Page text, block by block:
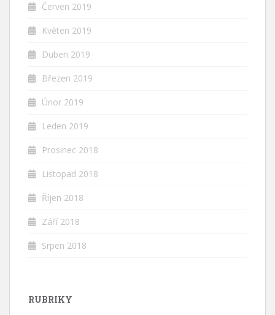
Červen 2019
Květen 2019
Duben 2019
Březen 2019
Únor 2019
Leden 2019
Prosinec 2018
Listopad 2018
Říjen 2018
Září 2018
Srpen 2018
RUBRIKY